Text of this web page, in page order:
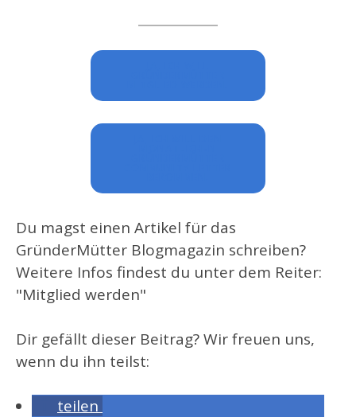
Du magst einen Artikel für das
GründerMütter Blogmagazin schreiben?
Weitere Infos findest du unter dem Reiter:
"Mitglied werden"
Dir gefällt dieser Beitrag? Wir freuen uns,
wenn du ihn teilst:
teilen